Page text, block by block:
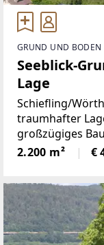
GRUND UND
Seeblick-
Lage
Schiefling/
traumhafter
großzügiges
ruhiger
Weitblick über
2.200 m² €